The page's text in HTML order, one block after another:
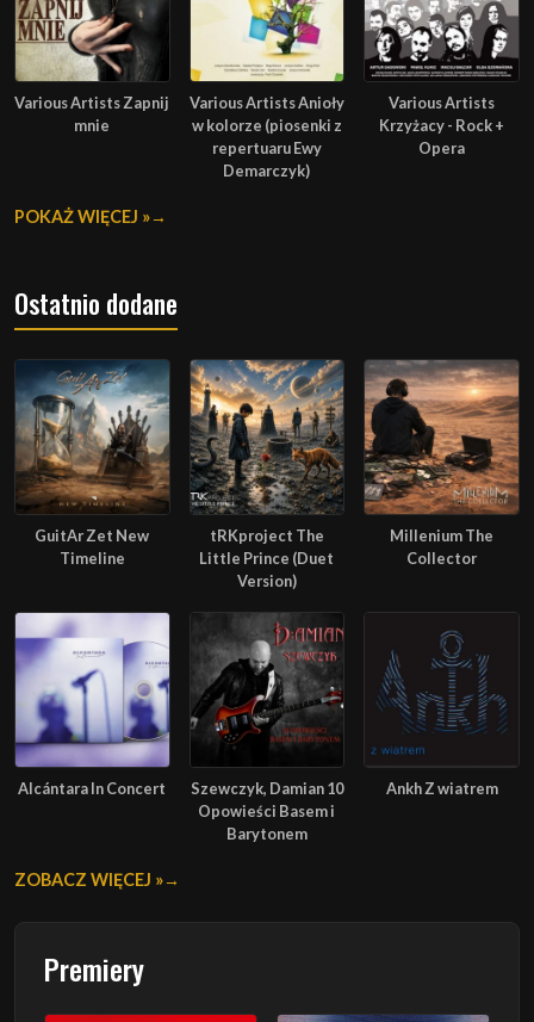
Various Artists Zapnij
mnie
Various Artists Anioły
w kolorze (piosenki z
repertuaru Ewy
Demarczyk)
Various Artists
Krzyżacy - Rock +
Opera
POKAŻ WIĘCEJ »
Ostatnio dodane
GuitAr Zet New
Timeline
tRKproject The
Little Prince (Duet
Version)
Millenium The
Collector
Alcántara In Concert
Szewczyk, Damian 10
Opowieści Basem i
Barytonem
Ankh Z wiatrem
ZOBACZ WIĘCEJ »
Premiery